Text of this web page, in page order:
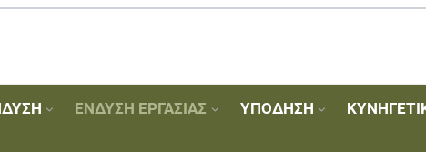
ΈΝΔΥΣΗ ΕΡΓΑΣΊΑΣ ΥΠΌΔΗΣΗ